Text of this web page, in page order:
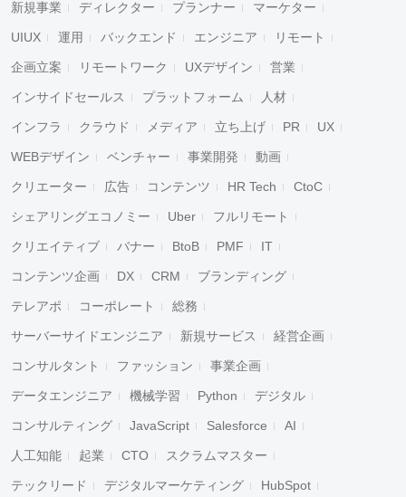
新規事業 ディレクター プランナー マーケター
UIUX 運用 バックエンド エンジニア リモート
企画立案 リモートワーク UXデザイン 営業
インサイドセールス プラットフォーム 人材
インフラ クラウド メディア 立ち上げ PR UX
WEBデザイン ベンチャー 事業開発 動画
クリエーター 広告 コンテンツ HR Tech CtoC
シェアリングエコノミー Uber フルリモート
クリエイティブ バナー BtoB PMF IT
コンテンツ企画 DX CRM ブランディング
テレアポ コーポレート 総務
サーバーサイドエンジニア 新規サービス 経営企画
コンサルタント ファッション 事業企画
データエンジニア 機械学習 Python デジタル
コンサルティング JavaScript Salesforce AI
人工知能 起業 CTO スクラムマスター
テックリード デジタルマーケティング HubSpot